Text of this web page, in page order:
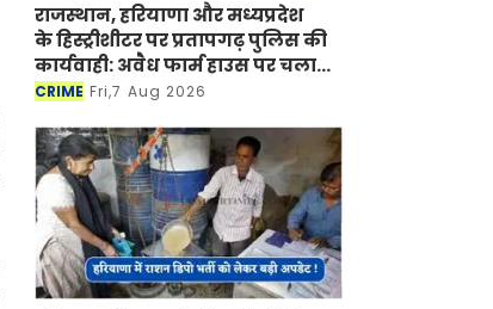
राजस्थान, हरियाणा और मध्यप्रदेश
के हिस्ट्रीशीटर पर प्रतापगढ़ पुलिस की
कार्यवाही: अवैध फार्म हाउस पर चला
बुलडोजर
CRIME Fri,7 Aug 2026